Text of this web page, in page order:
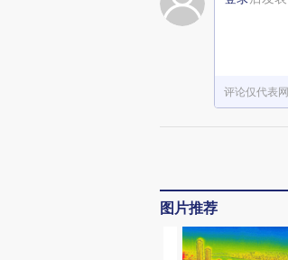
评论仅代表
图片推荐